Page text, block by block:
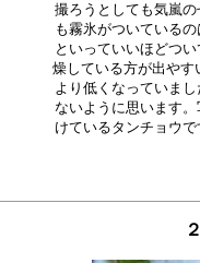
撮ろうとしても気嵐
も霧氷がついている
といっていいほどつ
燥している方が出や
より低くなっていま
ないように思います